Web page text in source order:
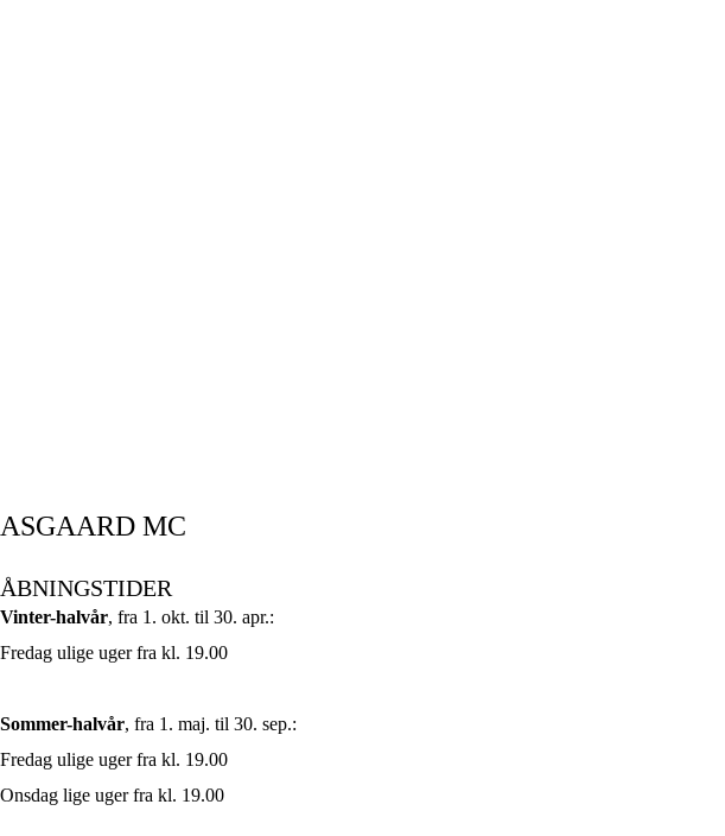
ASGAARD MC
ÅBNINGSTIDER
Vinter-halvår, fra 1. okt. til 30. apr.:
Fredag ulige uger fra kl. 19.00
Sommer-halvår, fra 1. maj. til 30. sep.:
Fredag ulige uger fra kl. 19.00
Onsdag lige uger fra kl. 19.00